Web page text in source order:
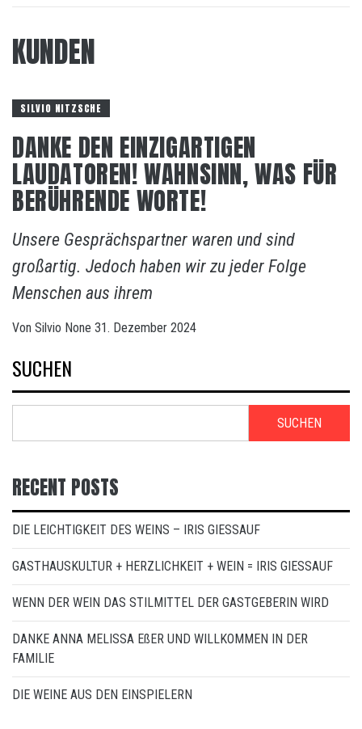
KUNDEN
SILVIO NITZSCHE
DANKE DEN EINZIGARTIGEN
LAUDATOREN! WAHNSINN, WAS FÜR
BERÜHRENDE WORTE!
Unsere Gesprächspartner waren und sind
großartig. Jedoch haben wir zu jeder Folge
Menschen aus ihrem
Von Silvio None 31. Dezember 2024
SUCHEN
SUCHEN
RECENT POSTS
DIE LEICHTIGKEIT DES WEINS – IRIS GIESSAUF
GASTHAUSKULTUR + HERZLICHKEIT + WEIN = IRIS GIESSAUF
WENN DER WEIN DAS STILMITTEL DER GASTGEBERIN WIRD
DANKE ANNA MELISSA EßER UND WILLKOMMEN IN DER
FAMILIE
DIE WEINE AUS DEN EINSPIELERN